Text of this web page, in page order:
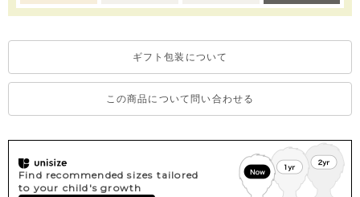
整えてください。
ギフト包装について
この商品について問い合わせる
Find recommended sizes tailored
to your child's growth